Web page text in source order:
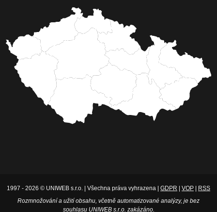
1997 - 2026 © UNIWEB s.r.o. | Všechna práva vyhrazena | GDPR VOP
RSS
Rozmnožování a užití obsahu, včetně automatizované analýzy, je bez
souhlasu UNIWEB s.r.o. zakázáno.